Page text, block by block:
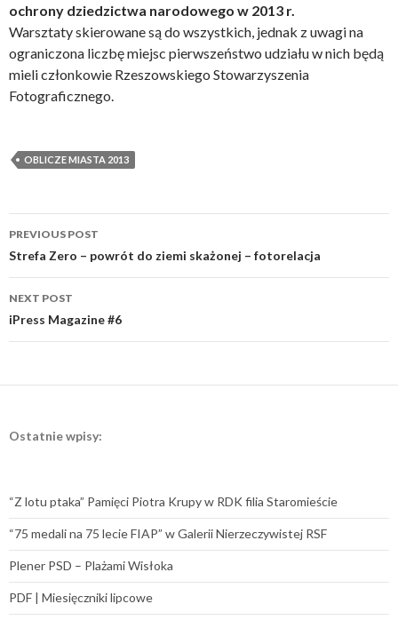
ochrony dziedzictwa narodowego w 2013 r.
Warsztaty skierowane są do wszystkich, jednak z uwagi na
ograniczona liczbę miejsc pierwszeństwo udziału w nich będą
mieli członkowie Rzeszowskiego Stowarzyszenia
Fotograficznego.
OBLICZE MIASTA 2013
Post
navigation
PREVIOUS POST
Strefa Zero – powrót do ziemi skażonej – fotorelacja
NEXT POST
iPress Magazine #6
Ostatnie wpisy:
“Z lotu ptaka” Pamięci Piotra Krupy w RDK filia Staromieście
“75 medali na 75 lecie FIAP” w Galerii Nierzeczywistej RSF
Plener PSD – Plażami Wisłoka
PDF | Miesięczniki lipcowe